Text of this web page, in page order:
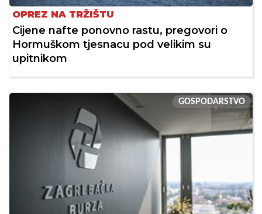
OPREZ NA TRŽIŠTU
Cijene nafte ponovno rastu, pregovori o
Hormuškom tjesnacu pod velikim su
upitnikom
GOSPODARSTVO